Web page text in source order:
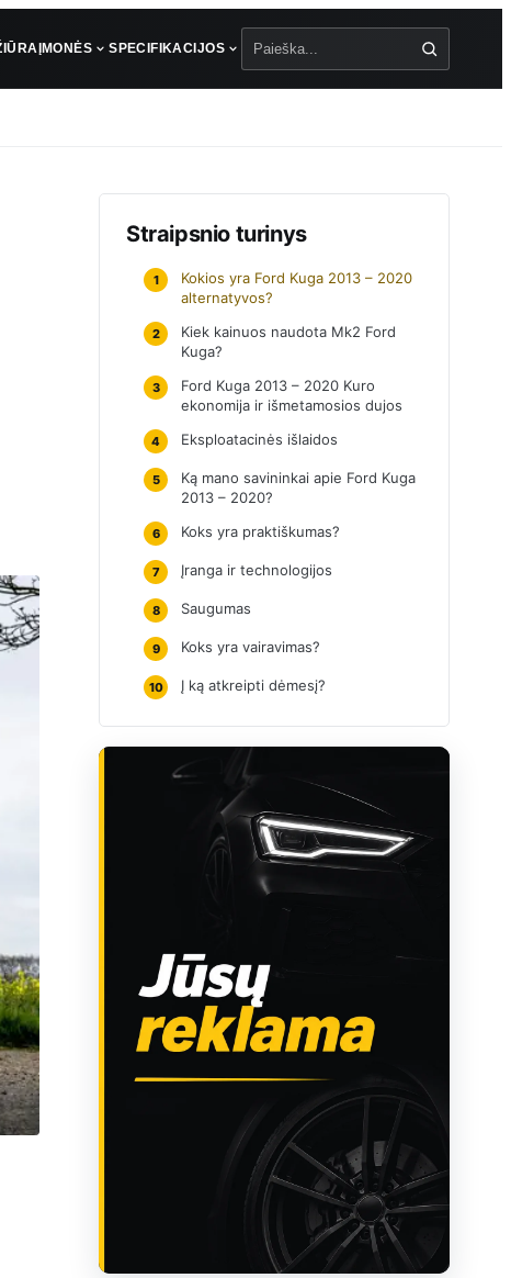
ĮMONĖS SPECIFIKACIJOS
Straipsnio turinys
1
Kokios yra Ford Kuga 2013 – 2020
alternatyvos?
2
Kiek kainuos naudota Mk2 Ford
Kuga?
3
Ford Kuga 2013 – 2020 Kuro
ekonomija ir išmetamosios dujos
4 Eksploatacinės išlaidos
5
Ką mano savininkai apie Ford Kuga
2013 – 2020?
6 Koks yra praktiškumas?
7 Įranga ir technologijos
8 Saugumas
9 Koks yra vairavimas?
10 Į ką atkreipti dėmesį?